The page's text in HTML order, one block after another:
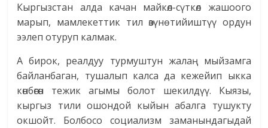
Кыргызстан алда качан майкөл-сүткөл жашоого
марып, мамлекеттик тил өзүнө тийиштүү ордун
ээлеп отуруп калмак.
А бирок, реалдуу турмуштун жалаң мыйзамга
байланбаган, тушалып калса да кежейип ыкка
көнбөгөн тежик агымы болот шекилдүү. Кыязы,
кыргыз тили ошондой кыйын абалга тушукту
окшойт. Болбосо социализм заманындагыдай